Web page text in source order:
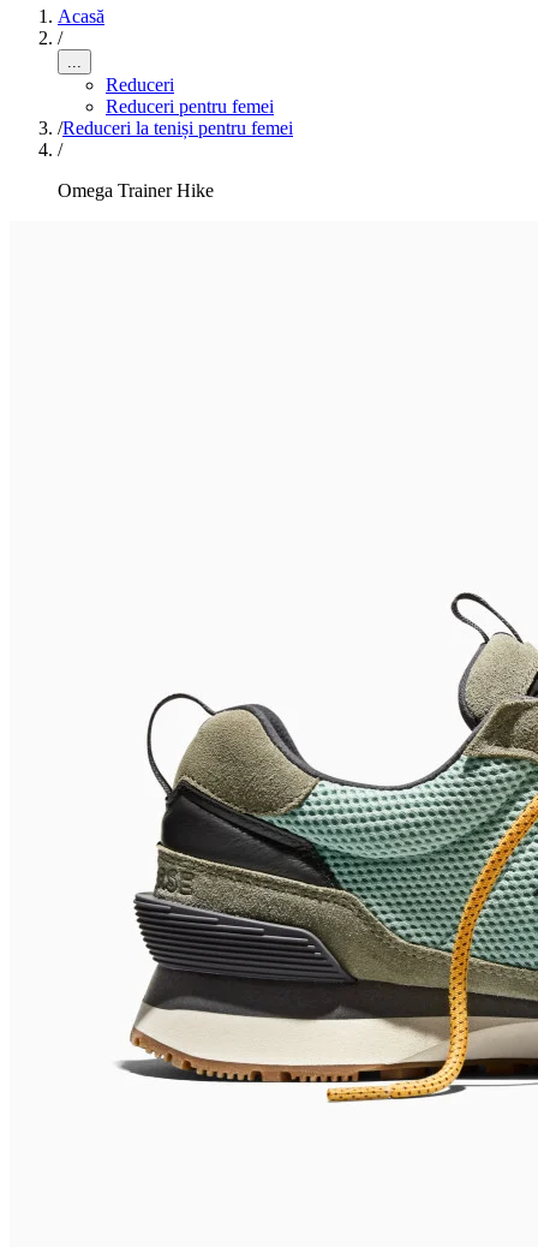
Acasă
/
...
Reduceri
Reduceri pentru femei
/Reduceri la teniși pentru femei
/
Omega Trainer Hike